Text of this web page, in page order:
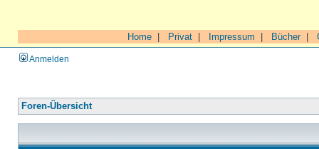
Home Privat Impressum Bücher|
Anmelden
Foren-Übersicht